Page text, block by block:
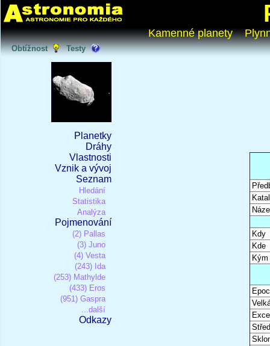
Kamenné planety
Obtížnost Testy
Planetky
Dráhy
Vlastnosti
Vznik a vývoj
Seznam
Hledání
Statistika
Analýza
Pojmenování
(2) Pallas
(3) Juno
(4) Vesta
(243) Ida
(253) Mathylde
(433) Eros
(951) Gaspra
...další
Odkazy
Kdy
Kde
Kým